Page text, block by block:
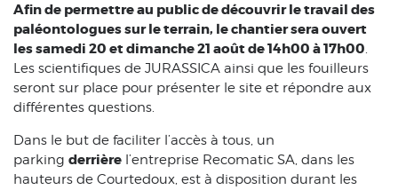
Afin de permettre au public de découvrir le travail des
paléontologues sur le terrain, le chantier sera ouvert
les samedi 20 et dimanche 21 août de 14h00 à 17h00.
Les scientifiques de JURASSICA ainsi que les fouilleurs
seront sur place pour présenter le site et répondre aux
différentes questions.
Dans le but de faciliter l’accès à tous, un
parking derrière l’entreprise Recomatic SA, dans les
hauteurs de Courtedoux, est à disposition durant les